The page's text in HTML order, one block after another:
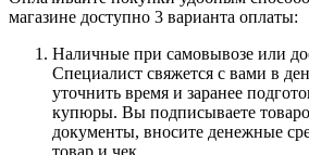
магазине доступно 3 варианта оплаты:
Наличные при самовывозе или
Специалист свяжется с вами в
уточнить время и заранее
купюры. Вы подписываете
документы, вносите денежные